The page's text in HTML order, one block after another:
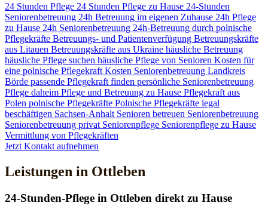
24 Stunden Pflege 24 Stunden Pflege zu Hause 24-Stunden
Seniorenbetreuung 24h Betreuung im eigenen Zuhause 24h Pflege
zu Hause 24h Seniorenbetreuung 24h-Betreuung durch polnische
Pflegekräfte Betreuungs- und Patientenverfügung Betreuungskräfte
aus Litauen Betreuungskräfte aus Ukraine häusliche Betreuung
häusliche Pflege suchen häusliche Pflege von Senioren Kosten für
eine polnische Pflegekraft Kosten Seniorenbetreuung Landkreis
Börde passende Pflegekraft finden persönliche Seniorenbetreuung
Pflege daheim Pflege und Betreuung zu Hause Pflegekraft aus
Polen polnische Pflegekräfte Polnische Pflegekräfte legal
beschäftigen Sachsen-Anhalt Senioren betreuen Seniorenbetreuung
Seniorenbetreuung privat Seniorenpflege Seniorenpflege zu Hause
Vermittlung von Pflegekräften
Jetzt Kontakt aufnehmen
Leistungen in Ottleben
24-Stunden-Pflege in Ottleben direkt zu Hause